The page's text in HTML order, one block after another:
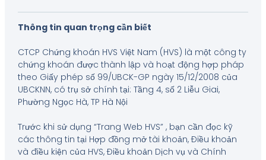
Thông tin quan trọng cần biết
CTCP Chứng khoán HVS Việt Nam (HVS) là một công ty
chứng khoán được thành lập và hoạt động hợp pháp
theo Giấy phép số 99/UBCK-GP ngày 15/12/2008 của
UBCKNN, có trụ sở chính tại: Tầng 4, số 2 Liễu Giai,
Phường Ngọc Hà, TP Hà Nội
Trước khi sử dụng “Trang Web HVS” , bạn cần đọc kỹ
các thông tin tại Hợp đồng mở tài khoản, Điều khoản
và điều kiện của HVS, Điều khoản Dịch vụ và Chính